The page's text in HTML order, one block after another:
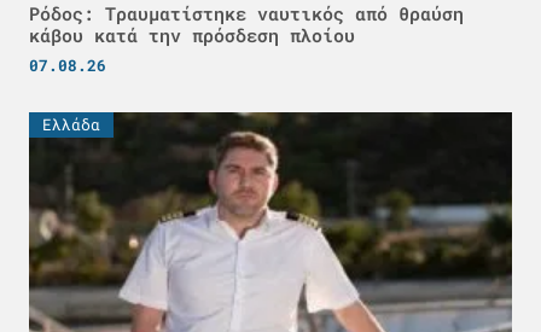
Ρόδος: Τραυματίστηκε ναυτικός από θραύση
κάβου κατά την πρόσδεση πλοίου
07.08.26
Ελλάδα